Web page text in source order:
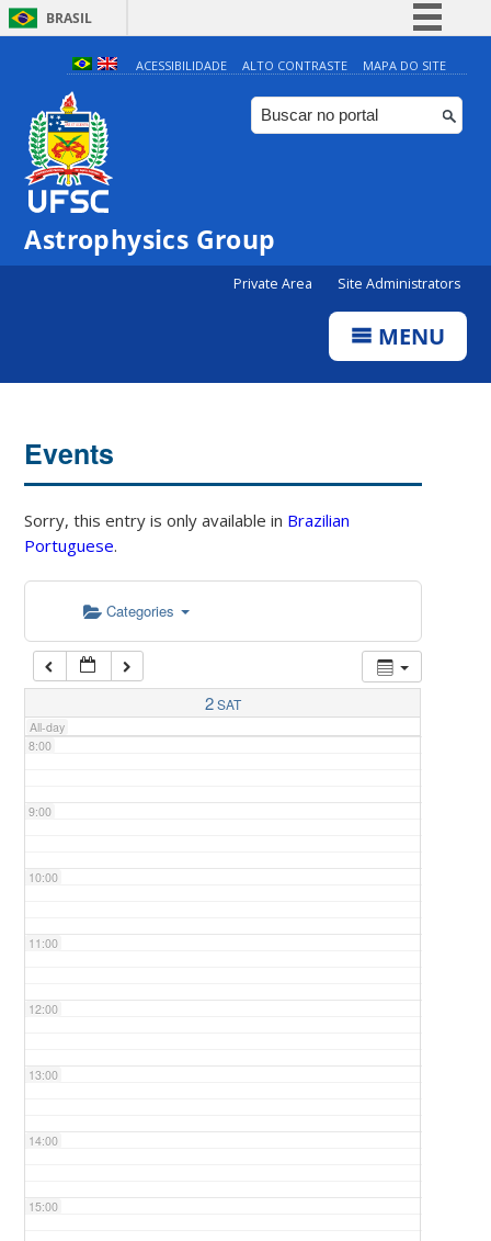
BRASIL
Simplifique!
Comunica BR
Participe
ACESSIBILIDADE ALTO CONTRASTE MAPA DO SITE
Astrophysics Group
Private Area Site Administrators
MENU
Events
Sorry, this entry is only available in Brazilian
Portuguese.
Categories
2SAT
All-day
4:00
5:00
7:00
8:00
9:00
10:00
11:00
12:00
13:00
14:00
15:00